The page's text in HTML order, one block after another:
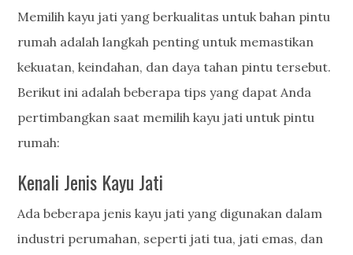
Memilih kayu jati yang berkualitas untuk bahan pintu
rumah adalah langkah penting untuk memastikan
kekuatan, keindahan, dan daya tahan pintu tersebut.
Berikut ini adalah beberapa tips yang dapat Anda
pertimbangkan saat memilih kayu jati untuk pintu
rumah:
Kenali Jenis Kayu Jati
Ada beberapa jenis kayu jati yang digunakan dalam
industri perumahan, seperti jati tua, jati emas, dan